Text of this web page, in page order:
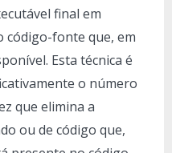
final em
código-fonte que, em
Esta técnica é
o número
que elimina a
ou de código que,